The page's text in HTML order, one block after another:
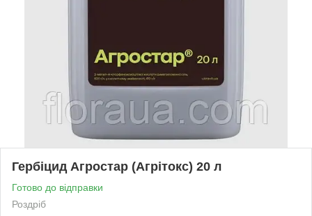
Гербіцид Агростар (Агрітокс) 20 л
Готово до відправки
Роздріб